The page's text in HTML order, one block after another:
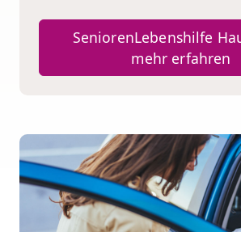
SeniorenLebenshilfe
mehr erfahren